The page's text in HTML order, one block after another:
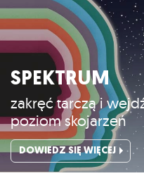
SPEKTRUM
zakręć tarczą i
poziom skojarzeń
DOWIEDZ SIĘ WIĘCEJ